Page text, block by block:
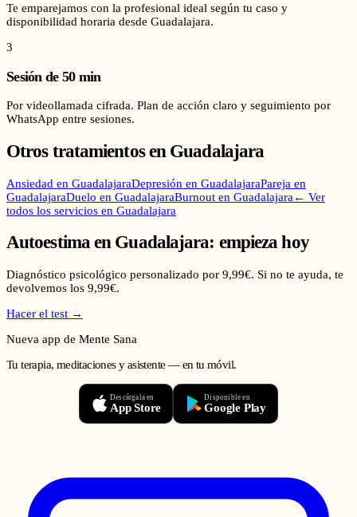
Te emparejamos con la profesional ideal según tu caso y
disponibilidad horaria desde Guadalajara.
3
Sesión de 50 min
Por videollamada cifrada. Plan de acción claro y seguimiento por
WhatsApp entre sesiones.
Otros tratamientos en Guadalajara
Ansiedad en GuadalajaraDepresión en GuadalajaraPareja en
GuadalajaraDuelo en GuadalajaraBurnout en Guadalajara ← Ver
todos los servicios en Guadalajara
Autoestimaen Guadalajara: empieza hoy
Diagnóstico psicológico personalizado por 9,99€. Si no te ayuda, te
devolvemos los 9,99€.
Hacer el test →
Nueva app de Mente Sana
Tu terapia, meditaciones y asistente — en tu móvil.
Descárgala en
App Store
Disponible en
Google Play